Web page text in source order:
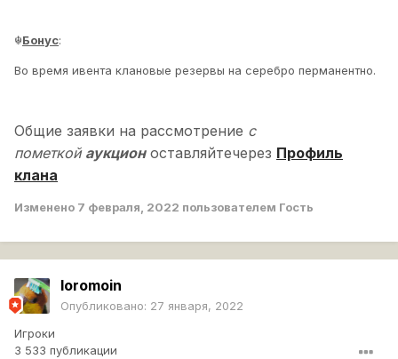
☬Бонус:
Во время ивента клановые резервы на серебро перманентно.
Общие заявки на рассмотрение c
пометкой аукцион оставляйтечерез Профиль
клана
Изменено 7 февраля, 2022 пользователем Гость
loromoin
Опубликовано: 27 января, 2022
Игроки
3 533 публикации